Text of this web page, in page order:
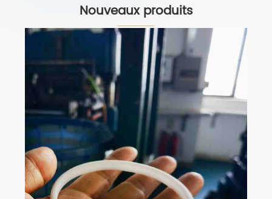
Nouveaux produits